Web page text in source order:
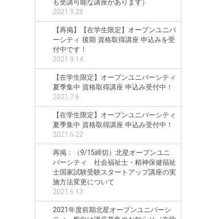
も受講可能な講座があります）
2021.9.28
【再掲】【在学生限定】オープンユニバ
ーシティ 後期 資格取得講座 申込みを受
付中です！
2021.9.14
【在学生限定】オープンユニバーシティ
夏季集中 資格取得講座 申込み受付中！
2021.7.6
【在学生限定】オープンユニバーシティ
夏季集中 資格取得講座 申込み受付中！
2021.6.22
再掲：（9/15締切）北星オープンユニ
バーシティ 社会福祉士・精神保健福祉
士国家試験受験スタートアップ講座の実
施方法変更について
2021.6.13
2021年度前期北星オープンユニバーシ